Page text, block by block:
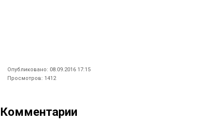
Опубликовано: 08.09.2016 17:15
Просмотров: 1412
Комментарии